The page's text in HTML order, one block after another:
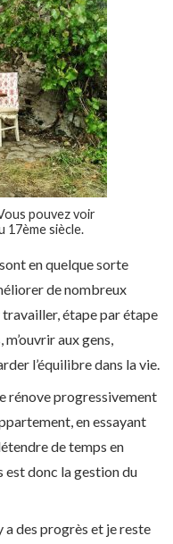
pouvez voir
17ème siècle.
en quelque sorte
de nombreux
travailler, étape par étape
aux gens,
l’équilibre dans la vie.
rénove progressivement
en essayant
de temps en
est donc la gestion du
des progrès et je reste